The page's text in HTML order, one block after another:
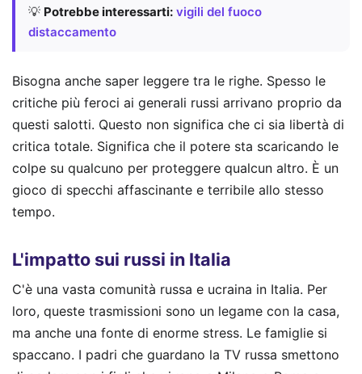
💡 Potrebbe interessarti: vigili del fuoco
distaccamento
Bisogna anche saper leggere tra le righe. Spesso le
critiche più feroci ai generali russi arrivano proprio da
questi salotti. Questo non significa che ci sia libertà di
critica totale. Significa che il potere sta scaricando le
colpe su qualcuno per proteggere qualcun altro. È un
gioco di specchi affascinante e terribile allo stesso
tempo.
L'impatto sui russi in Italia
C'è una vasta comunità russa e ucraina in Italia. Per
loro, queste trasmissioni sono un legame con la casa,
ma anche una fonte di enorme stress. Le famiglie si
spaccano. I padri che guardano la TV russa smettono